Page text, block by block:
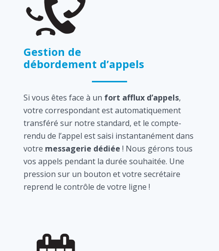
Gestion de
débordement d’appels
Si vous êtes face à un fort afflux d’appels,
votre correspondant est automatiquement
transféré sur notre standard, et le compte-
rendu de l’appel est saisi instantanément dans
votre messagerie dédiée ! Nous gérons tous
vos appels pendant la durée souhaitée. Une
pression sur un bouton et votre secrétaire
reprend le contrôle de votre ligne !